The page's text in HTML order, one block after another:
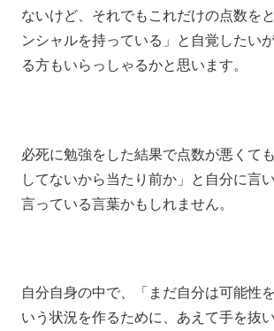
ないけど、それでもこれだけの点数を
ンシャルを持っている」と自覚したい
る方もいらっしゃるかと思います。
必死に勉強をした結果で点数が悪くて
してないから当たり前か」と自分に言
言っている言葉かもしれません。
自分自身の中で、「まだ自分は可能性
いう状況を作るために、あえて手を抜